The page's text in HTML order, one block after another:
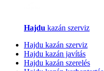
Hajdu kazán szerviz
Hajdu kazán szerviz
Hajdu kazán javítás
Hajdu kazán szerelés